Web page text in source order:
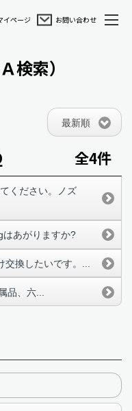
イページ お問い合わせ
検索）
最新順
全4件
ください。ノズ
はあがりますか?
換したいです。...
品、六...